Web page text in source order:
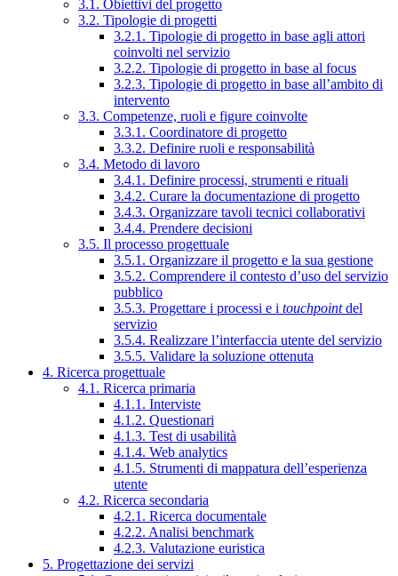
3.1. Obiettivi del progetto
3.2. Tipologie di progetti
3.2.1. Tipologie di progetto in base agli attori
coinvolti nel servizio
3.2.2. Tipologie di progetto in base al focus
3.2.3. Tipologie di progetto in base all’ambito di
intervento
3.3. Competenze, ruoli e figure coinvolte
3.3.1. Coordinatore di progetto
3.3.2. Definire ruoli e responsabilità
3.4. Metodo di lavoro
3.4.1. Definire processi, strumenti e rituali
3.4.2. Curare la documentazione di progetto
3.4.3. Organizzare tavoli tecnici collaborativi
3.4.4. Prendere decisioni
3.5. Il processo progettuale
3.5.1. Organizzare il progetto e la sua gestione
3.5.2. Comprendere il contesto d’uso del servizio
pubblico
3.5.3. Progettare i processi e i touchpointdel
servizio
3.5.4. Realizzare l’interfaccia utente del servizio
3.5.5. Validare la soluzione ottenuta
4. Ricerca progettuale
4.1. Ricerca primaria
4.1.1. Interviste
4.1.2. Questionari
4.1.3. Test di usabilità
4.1.4. Web analytics
4.1.5. Strumenti di mappatura dell’esperienza
utente
4.2. Ricerca secondaria
4.2.1. Ricerca documentale
4.2.2. Analisi benchmark
4.2.3. Valutazione euristica
5. Progettazione dei servizi